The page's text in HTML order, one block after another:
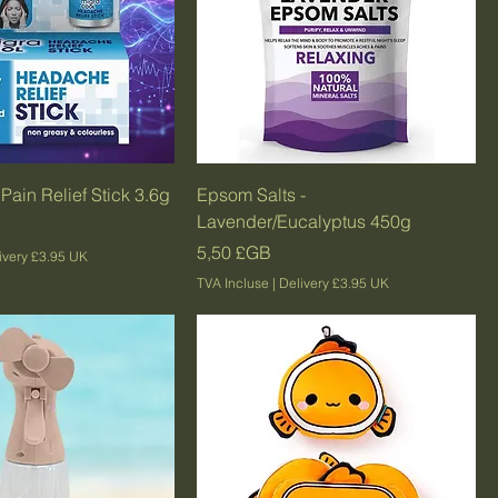
Relief Stick 3.6g
£3.95 UK
Epsom Salts -
Lavender/Eucalyptus 450g
Prix
5,50 £GB
TVA Incluse | Delivery £3.95 UK